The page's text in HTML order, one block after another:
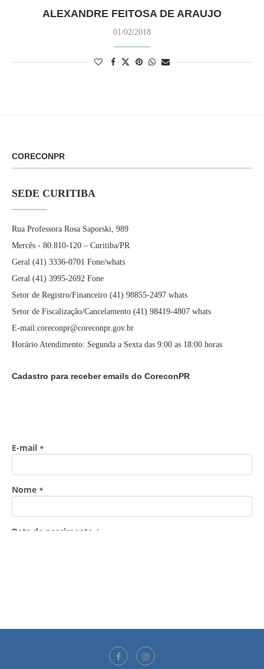
ALEXANDRE FEITOSA DE ARAUJO
01/02/2018
CORECONPR
SEDE CURITIBA
Rua Professora Rosa Saporski, 989
Mercês - 80.810-120 – Curitiba/PR
Geral (41) 3336-0701 Fone/whats
Geral (41) 3995-2692 Fone
Setor de Registro/Financeiro (41) 98855-2497 whats
Setor de Fiscalização/Cancelamento (41) 98419-4807 whats
E-mail:coreconpr@coreconpr.gov.br
Horário Atendimento: Segunda a Sexta das 9:00 as 18:00 horas
Cadastro para receber emails do CoreconPR